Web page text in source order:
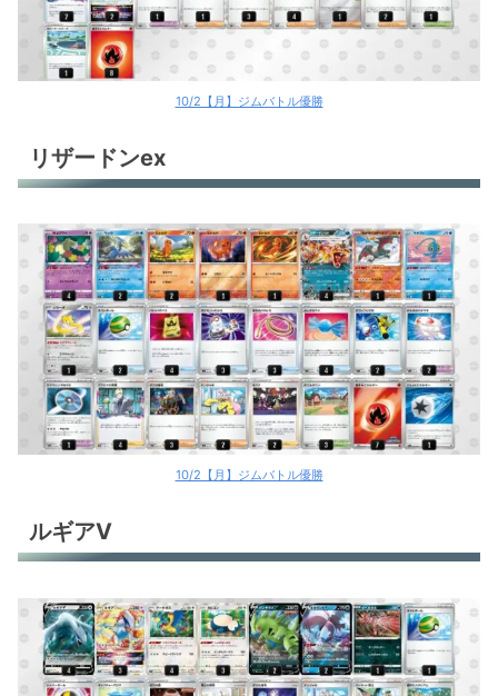
10/2【月】ジムバトル優勝
リザードンex
10/2【月】ジムバトル優勝
ルギアV